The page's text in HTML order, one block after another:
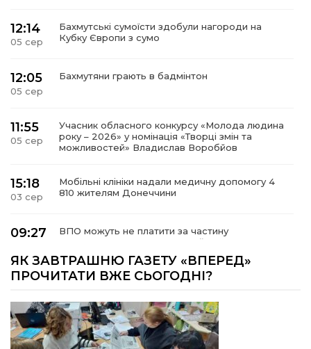
12:14
05 сер
Бахмутські сумоїсти здобули нагороди на
Кубку Європи з сумо
12:05
05 сер
Бахмутяни грають в бадмінтон
11:55
05 сер
Учасник обласного конкурсу «Молода людина
року – 2026» у номінація «Творці змін та
можливостей» Владислав Воробйов
15:18
03 сер
Мобільні клініки надали медичну допомогу 4
810 жителям Донеччини
09:27
ВПО можуть не платити за частину
комунальних послуг: про що йдеться
14:12
Досі ВПО? Юристка розповіла, коли
внутрішньо переміщеної особи
14:04
Учасниця обласного конкурсу «Молода
ЯК ЗАВТРАШНЮ ГАЗЕТУ «ВПЕРЕД»
ПРОЧИТАТИ ВЖЕ СЬОГОДНІ?